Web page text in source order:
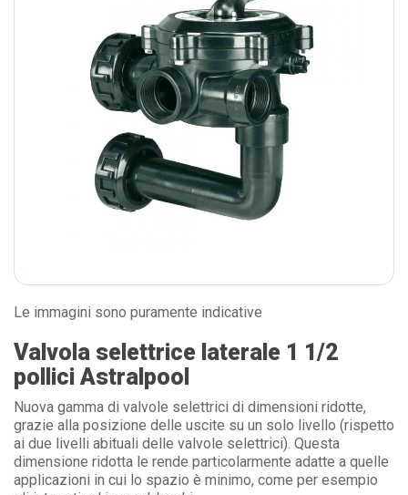
Le immagini sono puramente indicative
Valvola selettrice laterale 1 1/2
pollici Astralpool
Nuova gamma di valvole selettrici di dimensioni ridotte,
grazie alla posizione delle uscite su un solo livello (rispetto
ai due livelli abituali delle valvole selettrici). Questa
dimensione ridotta le rende particolarmente adatte a quelle
applicazioni in cui lo spazio è minimo, come per esempio